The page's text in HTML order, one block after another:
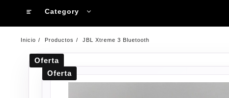
Category
Inicio Productos JBL Xtreme 3 Bluetooth
Oferta
Oferta